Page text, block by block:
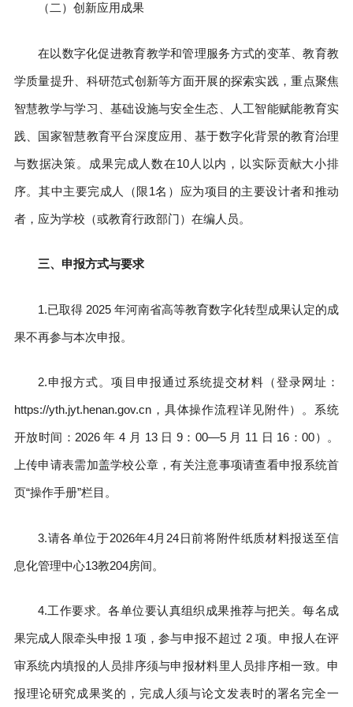
（二）创新应用成果
在以数字化促进教育教学和管理服务方式的变革、教育教
学质量提升、科研范式创新等方面开展的探索实践，重点聚焦
智慧教学与学习、基础设施与安全生态、人工智能赋能教育实
践、国家智慧教育平台深度应用、基于数字化背景的教育治理
与数据决策。成果完成人数在10人以内，以实际贡献大小排
序。其中主要完成人（限1名）应为项目的主要设计者和推动
者，应为学校（或教育行政部门）在编人员。
三、申报方式与要求
1.已取得 2025 年河南省高等教育数字化转型成果认定的成
果不再参与本次申报。
2.申报方式。项目申报通过系统提交材料（登录网址：
https://yth.jyt.henan.gov.cn，具体操作流程详见附件）。系统
开放时间：2026 年 4 月 13 日 9：00—5 月 11 日 16：00）。
上传申请表需加盖学校公章，有关注意事项请查看申报系统首
页“操作手册”栏目。
3.请各单位于2026年4月24日前将附件纸质材料报送至信
息化管理中心13教204房间。
4.工作要求。各单位要认真组织成果推荐与把关。每名成
果完成人限牵头申报 1 项，参与申报不超过 2 项。申报人在评
审系统内填报的人员排序须与申报材料里人员排序相一致。申
报理论研究成果奖的，完成人须与论文发表时的署名完全一